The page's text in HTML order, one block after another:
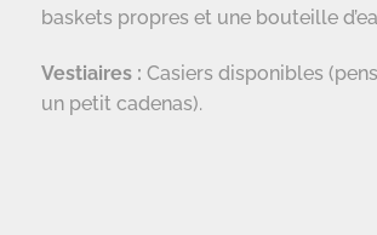
baskets propres et une bouteille
Vestiaires : Casiers disponibles
un petit cadenas).